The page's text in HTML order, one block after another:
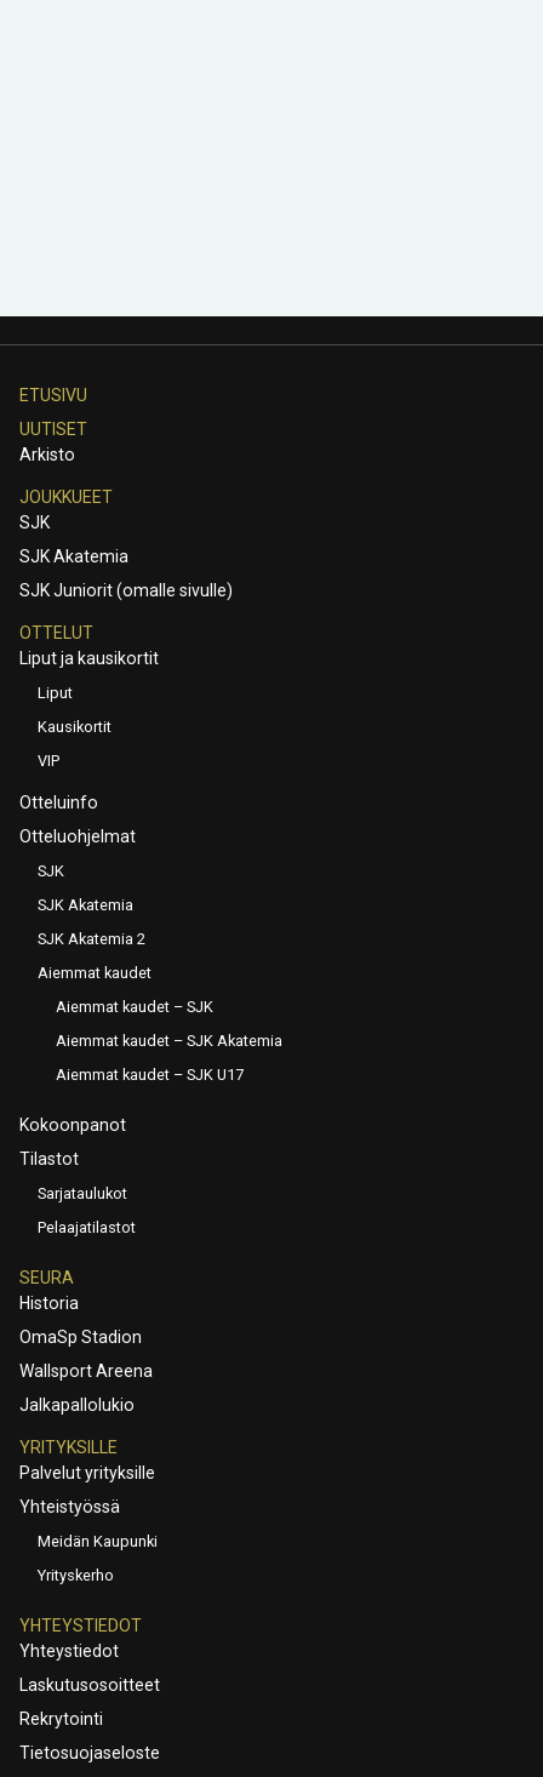
ETUSIVU
UUTISET
Arkisto
JOUKKUEET
SJK
SJK Akatemia
SJK Juniorit (omalle sivulle)
OTTELUT
Liput ja kausikortit
Liput
Kausikortit
VIP
Otteluinfo
Otteluohjelmat
SJK
SJK Akatemia
SJK Akatemia 2
Aiemmat kaudet
Aiemmat kaudet – SJK
Aiemmat kaudet – SJK Akatemia
Aiemmat kaudet – SJK U17
Kokoonpanot
Tilastot
Sarjataulukot
Pelaajatilastot
SEURA
Historia
OmaSp Stadion
Wallsport Areena
Jalkapallolukio
YRITYKSILLE
Palvelut yrityksille
Yhteistyössä
Meidän Kaupunki
Yrityskerho
YHTEYSTIEDOT
Yhteystiedot
Laskutusosoitteet
Rekrytointi
Tietosuojaseloste